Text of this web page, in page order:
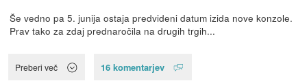
Še vedno pa 5. junija ostaja predvideni datum izida nove konzole.
Prav tako za zdaj prednaročila na drugih trgih...
Preberi več 16 komentarjev